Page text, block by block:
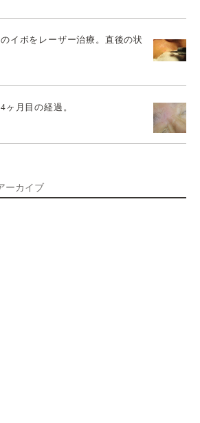
イボをレーザー治療。直後の状
ヶ月目の経過。
ーカイブ